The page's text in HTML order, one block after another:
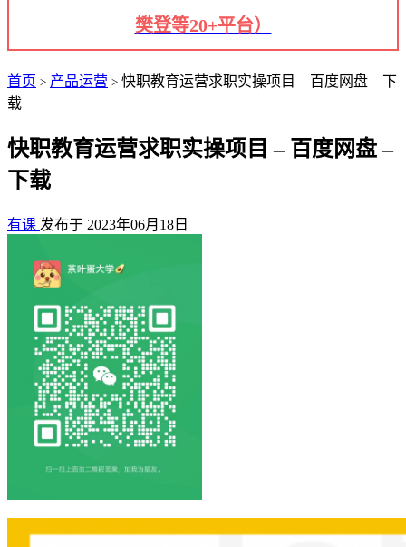
樊登等20+平台）
首页 > 产品运营 > 快职教育运营求职实操项目 – 百度网盘 – 下
载
快职教育运营求职实操项目 – 百度网盘 –
下载
有课 发布于 2023年06月18日